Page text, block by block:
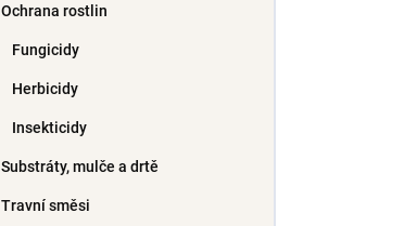
Ochrana rostlin
Fungicidy
Herbicidy
Insekticidy
Substráty, mulče a drtě
Travní směsi